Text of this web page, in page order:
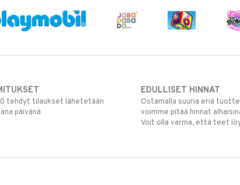
tehdyt tilaukset lähetetään
päivänä
EDULLISET HINNAT
Ostamalla suuria eriä
voimme pitää hinnat
Voit olla varma, että teet